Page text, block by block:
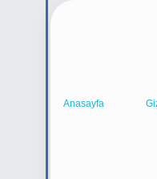
Anasayfa